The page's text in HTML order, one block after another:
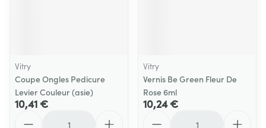
Vitry
Coupe Ongles Pedicure
Levier Couleur (asie)
10,41 €
Vitry
Vernis Be Green Fleur De
Rose 6ml
10,24 €